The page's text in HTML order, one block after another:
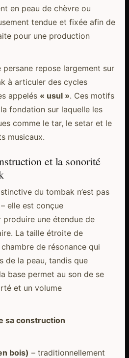
en peau de chèvre ou
tendue et fixée afin de
pour une production
persane repose largement sur
à articuler des cycles
appelés « usul ». Ces motifs
fondation sur laquelle les
comme le tar, le setar et le
musicaux.
et la sonorité
du tombak n’est pas
elle est conçue
une étendue de
La taille étroite de
de résonance qui
de la peau, tandis que
base permet au son de se
et un volume
sa construction
bois) – traditionnellement